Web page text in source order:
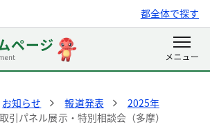
都全体で探す
お知らせ 報道発表
2025年
引パネル展示・特別相談会（多摩）